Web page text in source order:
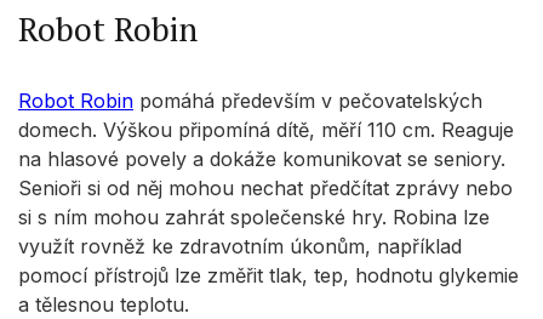
Robot Robin
Robot Robin pomáhá především v pečovatelských
domech. Výškou připomíná dítě, měří 110 cm. Reaguje
na hlasové povely a dokáže komunikovat se seniory.
Senioři si od něj mohou nechat předčítat zprávy nebo
si s ním mohou zahrát společenské hry. Robina lze
využít rovněž ke zdravotním úkonům, například
pomocí přístrojů lze změřit tlak, tep, hodnotu glykemie
a tělesnou teplotu.